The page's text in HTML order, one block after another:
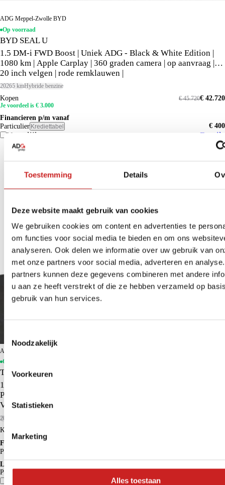
Toestemming Details
Deze website maakt gebruik van cookies
We gebruiken cookies om content en advertenties te
om functies voor social media te bieden en om ons
analyseren. Ook delen we informatie over uw gebruik van
met onze partners voor social media, adverteren en
partners kunnen deze gegevens combineren met andere
u aan ze heeft verstrekt of die ze hebben verzameld op
gebruik van hun services.
Noodzakelijk
Voorkeuren
Statistieken
Marketing
Alles toestaan
ADG Meppel-Zwolle BYD
Op voorraad
BYD SEAL U
1.5 DM-i FWD Boost | Uniek ADG - Black & White Edition |
1080 km | Apple Carplay | 360 graden camera | op aanvraag |
20 inch velgen | rode remklauwen |
20265 kmHybride benzine
Kopen € 42.720
€ 45.720
Je voordeel is € 3.000
Financieren p/m vanaf
Particulier Krediettabel € 400
Vergelijk Details
ADG Assen
Op voorraad
Toyota Aygo X
1.0 VVT-i S-CVT Pulse | Apple Carplay/Android Auto |
Parkeercamera | Adaptieve Cruise Control | Lichtmetalen
Velgen |
2025
Kopen
Financieren p/m vanaf
Particulier
Lease p/m vanaf
Particulier